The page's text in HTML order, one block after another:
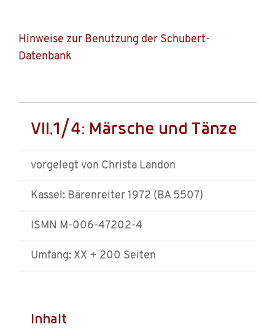
Hinweise zur Benutzung der Schubert-
Datenbank
VII,1/4: Märsche und Tänze
vorgelegt von Christa Landon
Kassel: Bärenreiter 1972 (BA 5507)
ISMN M-006-47202-4
Umfang: XX + 200 Seiten
Inhalt